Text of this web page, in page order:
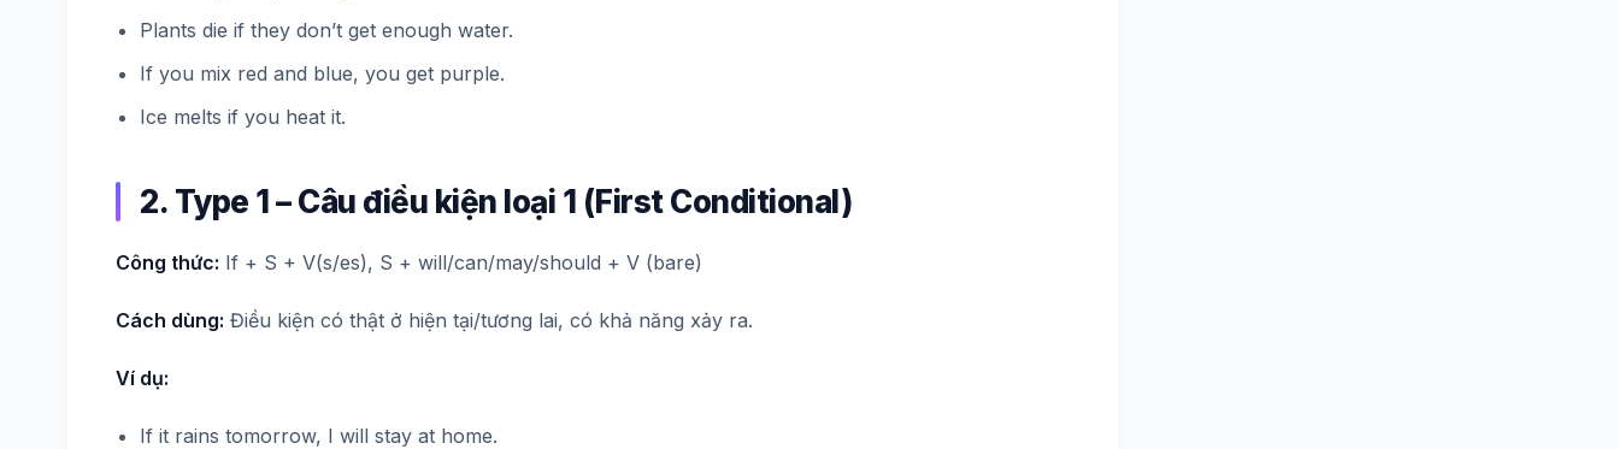
Plants die if they don’t get enough water.
If you mix red and blue, you get purple.
Ice melts if you heat it.
2. Type 1 – Câu điều kiện loại 1 (First Conditional)
Công thức: If + S + V(s/es), S + will/can/may/should + V (bare)
Cách dùng: Điều kiện có thật ở hiện tại/tương lai, có khả năng xảy ra.
Ví dụ:
If it rains tomorrow, I will stay at home.